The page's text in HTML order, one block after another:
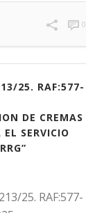
0
25. RAF:577-
DE CREMAS
SERVICIO
25. RAF:577-